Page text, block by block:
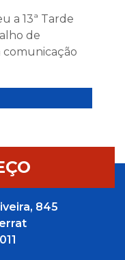
a 13ª Tarde
de
comunicação
845